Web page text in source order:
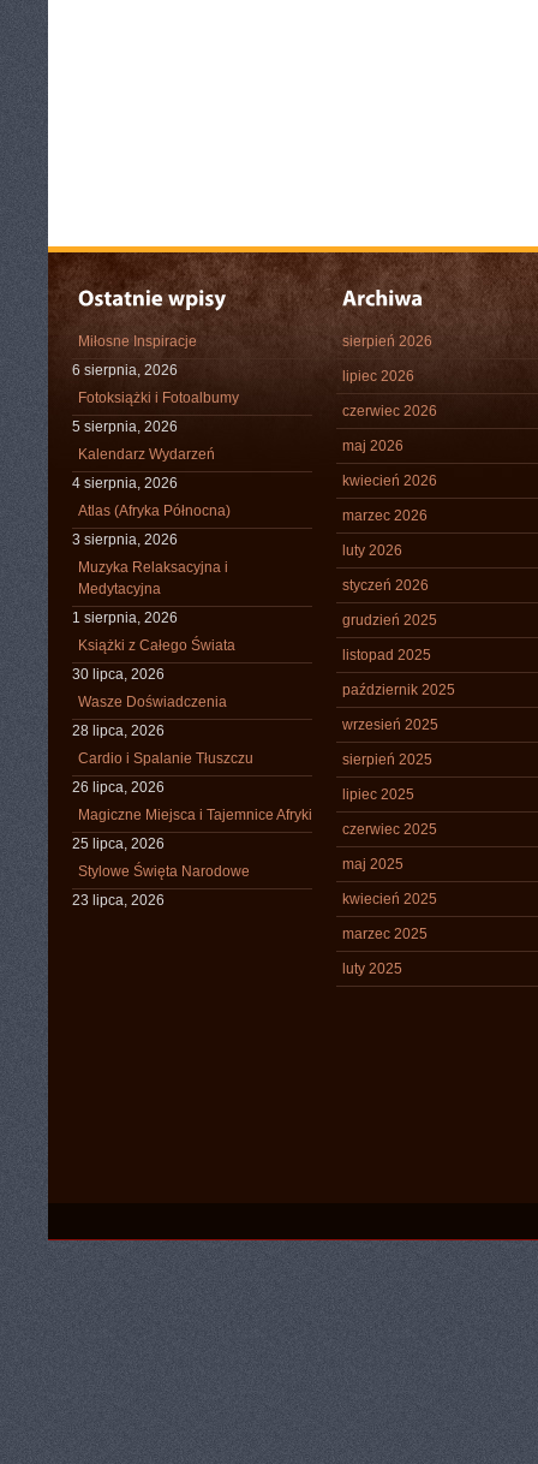
Miłosne Inspiracje
6 sierpnia, 2026
Fotoksiążki i Fotoalbumy
5 sierpnia, 2026
Kalendarz Wydarzeń
4 sierpnia, 2026
Atlas (Afryka Północna)
3 sierpnia, 2026
Muzyka Relaksacyjna i
Medytacyjna
1 sierpnia, 2026
Książki z Całego Świata
30 lipca, 2026
Wasze Doświadczenia
28 lipca, 2026
Cardio i Spalanie Tłuszczu
26 lipca, 2026
Magiczne Miejsca i Tajemnice Afryki
25 lipca, 2026
Stylowe Święta Narodowe
23 lipca, 2026
sierpień 2026
lipiec 2026
czerwiec 2026
maj 2026
kwiecień 2026
marzec 2026
luty 2026
styczeń 2026
grudzień 2025
listopad 2025
październik 2025
wrzesień 2025
sierpień 2025
lipiec 2025
czerwiec 2025
maj 2025
kwiecień 2025
marzec 2025
luty 2025